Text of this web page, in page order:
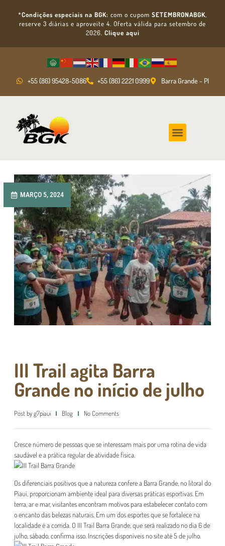
*Condições especiais na BGK: com o cupom SETEMBRONABGK,
reserve 3 diárias e aproveite 4. Oferta válida para setembro de
2026. Clique aqui
+55 (86) 95428-5086 +55 (86) 2221 0999 Barra Grande - PI
MARÇO 5, 2024
III Trail agita Barra
Grande no início de julho
Post byg7piaui Blog No Comments
Cresce número de pessoas que se interessam mais por uma rotina de vida
saudável e a prática regular de atividade física.
Os diferenciais positivos que a natureza confere a Barra Grande, no litoral do
Piauí, proporcionam ambiente ideal para diversas práticas esportivas. Em
terra, ar e mar, visitantes encontram motivos para estabelecer contato com
o encanto das belezas naturais. Em um dos esportes que se fortalece na
localidade é a corrida. O III Trail Barra Grande, que será realizado no dia 6 de
julho, sábado, confirma isso. Inscrições disponíveis no site até 5 de julho.